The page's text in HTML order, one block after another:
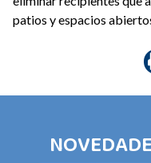
patios y espacios